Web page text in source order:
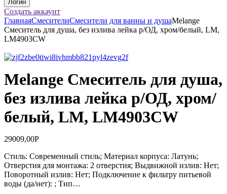
Создать аккаунт
ГлавнаяСмесителиСмесители для ванны и душаMelange
Смеситель для душа, без излива лейка р/ОД, хром/белый, LM,
LM4903CW
Melange Смеситель для душа,
без излива лейка р/ОД, хром/
белый, LM, LM4903CW
29009,00Р
Стиль: Современный стиль; Материал корпуса: Латунь;
Отверстия для монтажа: 2 отверстия; Выдвижной излив: Нет;
Поворотный излив: Нет; Подключение к фильтру питьевой
воды (да/нет): ; Тип…